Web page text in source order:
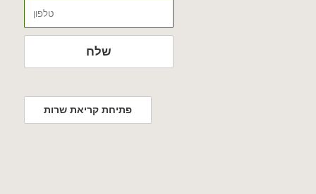
טלפון
שלח
פתיחת קריאת שרות